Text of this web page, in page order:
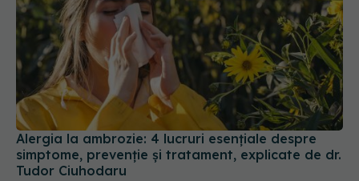
Alergia la ambrozie: 4 lucruri esențiale despre
simptome, prevenție și tratament, explicate de dr.
Tudor Ciuhodaru